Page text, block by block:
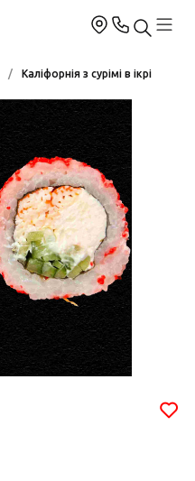
/ Каліфорнія з сурімі в ікрі